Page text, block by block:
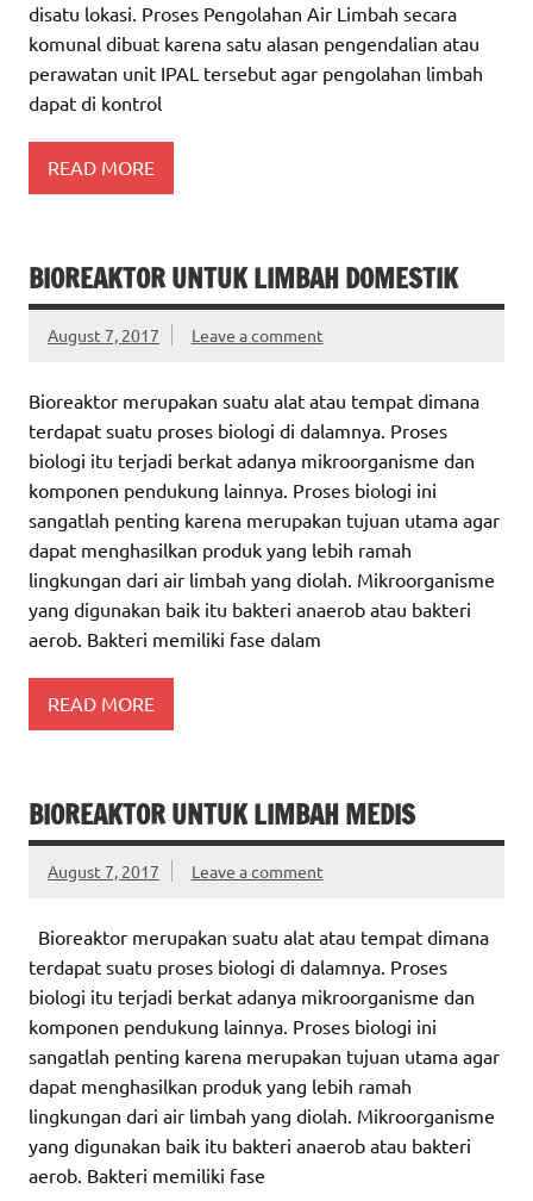
disatu lokasi. Proses Pengolahan Air Limbah secara
komunal dibuat karena satu alasan pengendalian atau
perawatan unit IPAL tersebut agar pengolahan limbah
dapat di kontrol
READ MORE
BIOREAKTOR UNTUK LIMBAH DOMESTIK
August 7, 2017 Leave a comment
Bioreaktor merupakan suatu alat atau tempat dimana
terdapat suatu proses biologi di dalamnya. Proses
biologi itu terjadi berkat adanya mikroorganisme dan
komponen pendukung lainnya. Proses biologi ini
sangatlah penting karena merupakan tujuan utama agar
dapat menghasilkan produk yang lebih ramah
lingkungan dari air limbah yang diolah. Mikroorganisme
yang digunakan baik itu bakteri anaerob atau bakteri
aerob. Bakteri memiliki fase dalam
READ MORE
BIOREAKTOR UNTUK LIMBAH MEDIS
August 7, 2017 Leave a comment
Bioreaktor merupakan suatu alat atau tempat dimana
terdapat suatu proses biologi di dalamnya. Proses
biologi itu terjadi berkat adanya mikroorganisme dan
komponen pendukung lainnya. Proses biologi ini
sangatlah penting karena merupakan tujuan utama agar
dapat menghasilkan produk yang lebih ramah
lingkungan dari air limbah yang diolah. Mikroorganisme
yang digunakan baik itu bakteri anaerob atau bakteri
aerob. Bakteri memiliki fase